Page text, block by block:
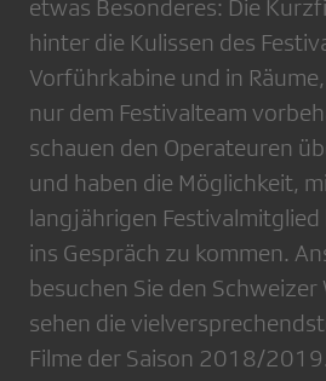
etwas Besonderes: Die
hinter die Kulissen des
Vorführkabine und in
nur dem Festivalteam
schauen den Operateuren
und haben die Möglichkeit,
langjährigen Festivalmitglied
ins Gespräch zu kommen.
besuchen Sie den
sehen die
Filme der Saison 2018/2019.